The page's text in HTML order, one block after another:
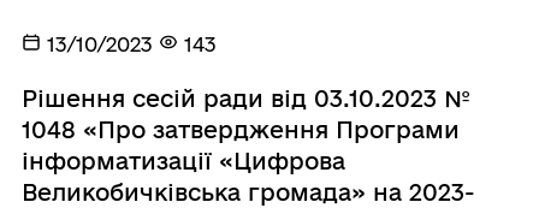
13/10/2023 143
Рішення сесій ради від 03.10.2023 №
1048 «Про затвердження Програми
інформатизації «Цифрова
Великобичківська громада» на 2023-